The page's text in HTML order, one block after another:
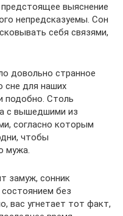
выяснение
непредсказуемы. Сон
себя связями,
довольно странное
сне для наших
подобно. Столь
с вышедшими из
согласно которым
чтобы
мужа.
замуж, сонник
без
вас угнетает тот факт,